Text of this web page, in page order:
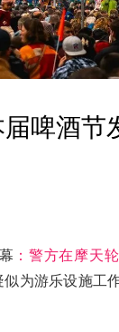
啤酒节
：警方在摩天
为游乐设施工